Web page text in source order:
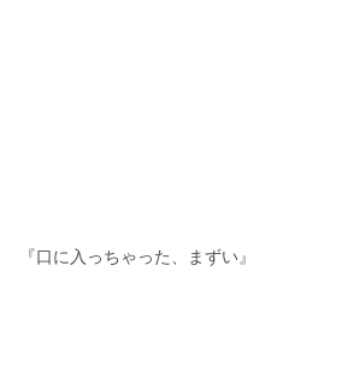
『口に入っちゃった、まずい』